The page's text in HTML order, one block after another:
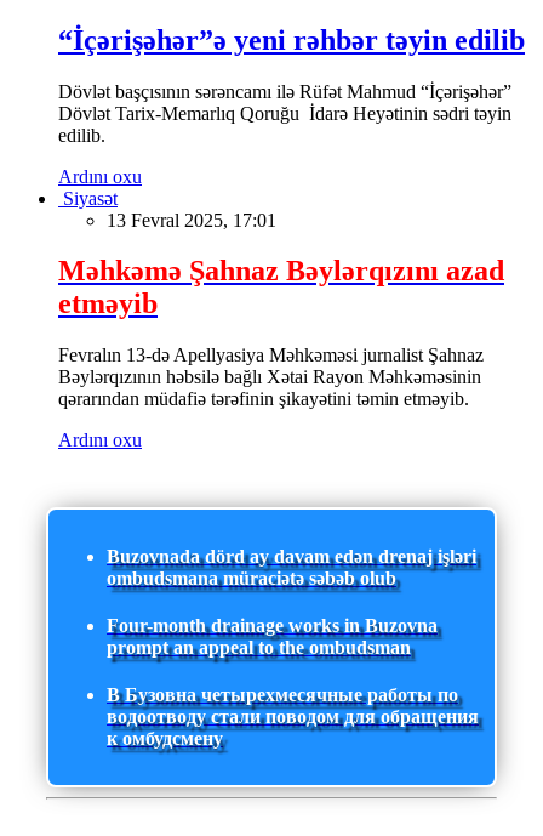
“İçərişəhər”ə yeni rəhbər təyin edilib
Dövlət başçısının sərəncamı ilə Rüfət Mahmud “İçərişəhər”
Dövlət Tarix-Memarlıq Qoruğu İdarə Heyətinin sədri təyin
edilib.
Ardını oxu
Siyasət
13 Fevral 2025, 17:01
Məhkəmə Şahnaz Bəylərqızını azad
etməyib
Fevralın 13-də Apellyasiya Məhkəməsi jurnalist Şahnaz
Bəylərqızının həbsilə bağlı Xətai Rayon Məhkəməsinin
qərarından müdafiə tərəfinin şikayətini təmin etməyib.
Ardını oxu
Buzovnada dörd ay davam edən drenaj işləri
ombudsmana müraciətə səbəb olub
Four-month drainage works in Buzovna
prompt an appeal to the ombudsman
В Бузовна четырехмесячные работы по
водоотводу стали поводом для обращения
к омбудсмену